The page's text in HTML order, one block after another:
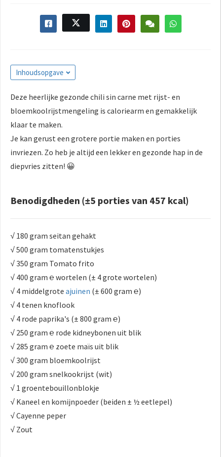
Inhoudsopgave
Deze heerlijke gezonde chili sin carne met rijst- en
bloemkoolrijstmengeling is caloriearm en gemakkelijk
klaar te maken.
Je kan gerust een grotere portie maken en porties
invriezen. Zo heb je altijd een lekker en gezonde hap in de
diepvries zitten! 😀
Benodigdheden (±5 porties van 457 kcal)
√ 180 gram seitan gehakt
√ 500 gram tomatenstukjes
√ 350 gram Tomato frito
√ 400 gram ℮ wortelen (± 4 grote wortelen)
√ 4 middelgrote ajuinen (± 600 gram ℮)
√ 4 tenen knoflook
√ 4 rode paprika's (± 800 gram ℮)
√ 250 gram ℮ rode kidneybonen uit blik
√ 285 gram ℮ zoete maïs uit blik
√ 300 gram bloemkoolrijst
√ 200 gram snelkookrijst (wit)
√ 1 groentebouillonblokje
√ Kaneel en komijnpoeder (beiden ± ½ eetlepel)
√ Cayenne peper
√ Zout
worden
om
te
op
te
de
Hierdoor
website-
van